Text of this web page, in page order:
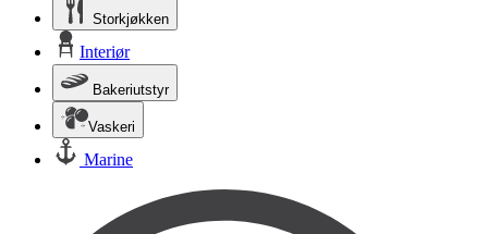
Storkjøkken
Interiør
Bakeriutstyr
Vaskeri
Marine